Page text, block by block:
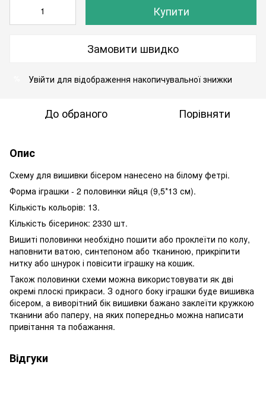
Купити
Замовити швидко
Увійти для відображення накопичувальної знижки
До обраного Порівняти
Опис
Схему для вишивки бісером нанесено на білому фетрі.
Форма іграшки - 2 половинки яйця (9,5*13 см).
Кількість кольорів: 13.
Кількість бісеринок: 2330 шт.
Вишиті половинки необхідно пошити або проклеїти по колу,
наповнити ватою, синтепоном або тканиною, прикріпити
нитку або шнурок і повісити іграшку на кошик.
Також половинки схеми можна використовувати як дві
окремі плоскі прикраси. З одного боку іграшки буде вишивка
бісером, а виворітний бік вишивки бажано заклеїти кружкою
тканини або паперу, на яких попередньо можна написати
привітання та побажання.
Відгуки